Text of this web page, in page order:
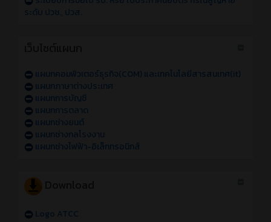
ระดับ ปวช., ปวส.
แผนกคอมพิวเตอร์ธุรกิจ(COM) และเทคโนโลยีสารสนเทศ(it)
แผนกภาษาต่างประเทศ
แผนกการบัญชี
แผนกการตลาด
แผนกช่างยนต์
แผนกช่างกลโรงงาน
แผนกช่างไฟฟ้า-อิเล็กทรอนิกส์
Logo ATCC